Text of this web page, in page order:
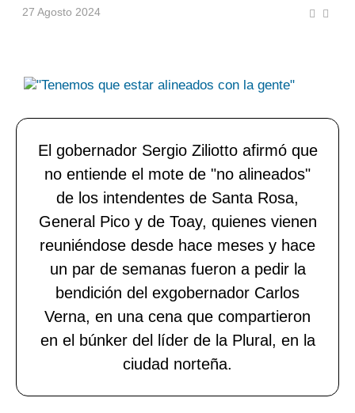
27 Agosto 2024
El gobernador Sergio Ziliotto afirmó que
no entiende el mote de "no alineados"
de los intendentes de Santa Rosa,
General Pico y de Toay, quienes vienen
reuniéndose desde hace meses y hace
un par de semanas fueron a pedir la
bendición del exgobernador Carlos
Verna, en una cena que compartieron
en el búnker del líder de la Plural, en la
ciudad norteña.